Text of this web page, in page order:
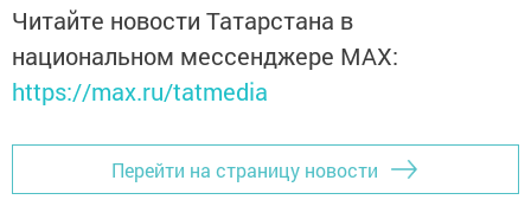
Читайте новости Татарстана в
национальном мессенджере MАХ:
https://max.ru/tatmedia
Перейти на страницу новости